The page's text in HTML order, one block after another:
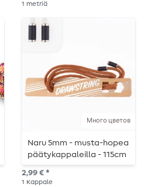
1 metriä
Много цветов
Naru 5mm - musta-hopea
päätykappaleilla - 115cm
pitkä.
2,99 € *
1 Kappale